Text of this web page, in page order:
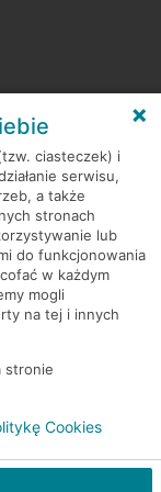
zastrzeżone
ciasteczek) i
serwisu,
a także
stronach
lub
do funkcjonowania
w każdym
mogli
na tej i innych
stronie
Cookies